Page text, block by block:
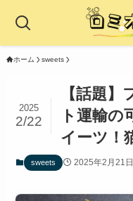
ホーム sweets
【話題
ト運輸
イーツ！
2025
2/22
sweets 2025年2月21日